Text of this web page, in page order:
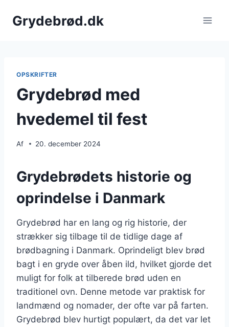
Grydebrød.dk
OPSKRIFTER
Grydebrød med
hvedemel til fest
Af 20. december 2024
Grydebrødets historie og
oprindelse i Danmark
Grydebrød har en lang og rig historie, der
strækker sig tilbage til de tidlige dage af
brødbagning i Danmark. Oprindeligt blev brød
bagt i en gryde over åben ild, hvilket gjorde det
muligt for folk at tilberede brød uden en
traditionel ovn. Denne metode var praktisk for
landmænd og nomader, der ofte var på farten.
Grydebrød blev hurtigt populært, da det var let